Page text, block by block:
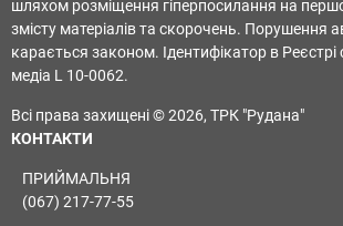
шляхом розміщення гіперпосилання на
змісту матеріалів та скорочень. Порушення
карається законом. Ідентифікатор в Реєстрі
медіа L 10-0062.
Всі права захищені © 2026, ТРК "Рудана"
КОНТАКТИ
ПРИЙМАЛЬНЯ
(067) 217-77-55